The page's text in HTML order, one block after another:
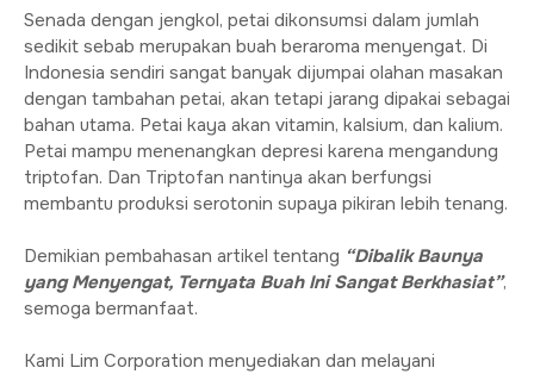
Senada dengan jengkol, petai dikonsumsi dalam jumlah
sedikit sebab merupakan buah beraroma menyengat. Di
Indonesia sendiri sangat banyak dijumpai olahan masakan
dengan tambahan petai, akan tetapi jarang dipakai sebagai
bahan utama. Petai kaya akan vitamin, kalsium, dan kalium.
Petai mampu menenangkan depresi karena mengandung
triptofan. Dan Triptofan nantinya akan berfungsi
membantu produksi serotonin supaya pikiran lebih tenang.
Demikian pembahasan artikel tentang “Dibalik Baunya
yang Menyengat, Ternyata Buah Ini Sangat Berkhasiat”,
semoga bermanfaat.
Kami Lim Corporation menyediakan dan melayani